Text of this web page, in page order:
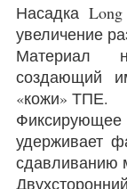
Насадка
увеличение
Материал
создающий
«кожи» ТПЕ.
удерживает
сдавливанию